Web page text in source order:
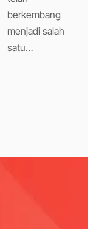
berkembang
menjadi salah
satu…